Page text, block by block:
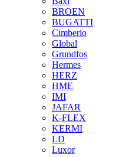
BROEN
BUGATTI
Cimberio
Global
Grundfos
Hermes
HERZ
HME
IMI
JAFAR
K-FLEX
KERMI
LD
Luxor